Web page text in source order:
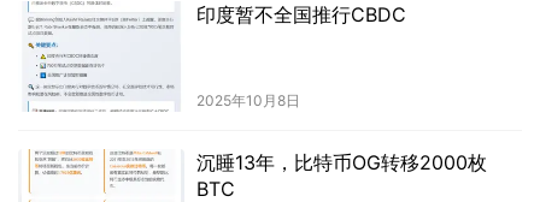
印度暂不全国推行CBDC
2025年10月8日
沉睡13年，比特币OG转移2000枚
BTC